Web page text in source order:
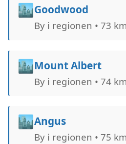
🏙️Goodwood
By i regionen • 73 km
🏙️Mount Albert
By i regionen • 74 km
🏙️Angus
By i regionen • 75 km